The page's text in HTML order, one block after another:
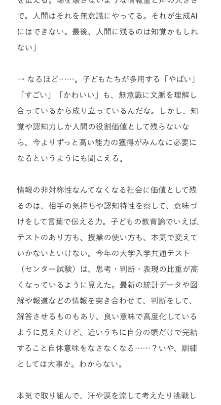
で。人間はそれを無意識にやってる。それが生成AI
にはできない。最後、人間に残るのは知覚かもしれ
ない」
→ なるほど……。子どもたちが多用する「やばい」
「すごい」「かわいい」も、無意識に文脈を理解し
合っているから成り立っているんだな。しかし、知
覚や認知力しか人間の役割価値として残らないな
ら、今よりずっと高い能力の獲得がみんなに必要に
なるというようにも聞こえる。
情報の非対称性なんてなくなる社会に価値として残
るのは、相手の気持ちや認知特性を察して、意味づ
けをして言葉で伝える力。子どもの教育論でいえば、
テストのあり方も、授業の使い方も、本気で変えて
いかないといけない。今年の大学入学共通テスト
（センター試験）は、思考・判断・表現の比重が高
くなっているように見えた。最新の統計データや図
解や報道などの情報を突き合わせて、判断をして、
解答させるものもあり、良い意味で高度化している
ように見えたけど、近いうちに自分の頭だけで完結
すること自体意味をなさなくなる……？いや、訓練
としては大事か。わからない。
本気で取り組んで、汗や涙を流して考えたり挑戦し